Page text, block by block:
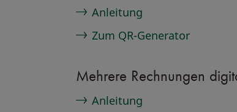
Anleitung
Zum QR-Generator
Mehrere Rechnungen
Anleitung